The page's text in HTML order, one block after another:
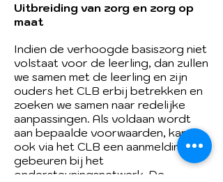
Uitbreiding van zorg en zorg op
maat
Indien de verhoogde basiszorg niet
volstaat voor de leerling, dan zullen
we samen met de leerling en zijn
ouders het CLB erbij betrekken en
zoeken we samen naar redelijke
aanpassingen. Als voldaan wordt
aan bepaalde voorwaarden, kan
ook via het CLB een aanmelding
gebeuren bij het
ondersteuningsnetwerk. De